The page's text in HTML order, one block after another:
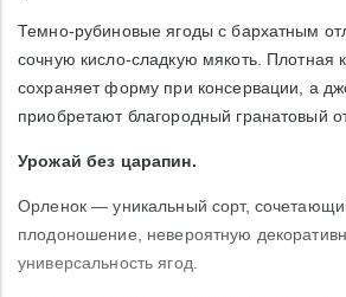
Темно-рубиновые ягоды с бархатным
сочную кисло-сладкую мякоть. Плотная
сохраняет форму при консервации, а
приобретают благородный гранатовый
Урожай без царапин.
Орленок — уникальный сорт,
плодоношение, невероятную
универсальность ягод.